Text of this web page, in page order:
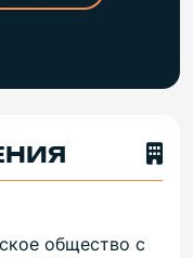
общество с